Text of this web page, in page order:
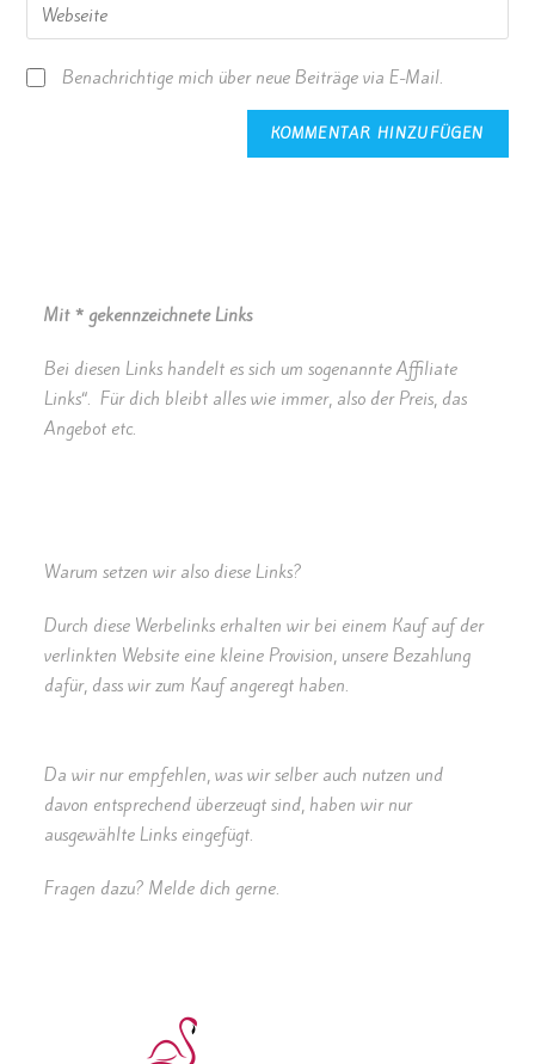
Benachrichtige mich über neue Beiträge via E-Mail.
Mit * gekennzeichnete Links
Bei diesen Links handelt es sich um sogenannte Affiliate
Links“. Für dich bleibt alles wie immer, also der Preis, das
Angebot etc.
Warum setzen wir also diese Links?
Durch diese Werbelinks erhalten wir bei einem Kauf auf der
verlinkten Website eine kleine Provision, unsere Bezahlung
dafür, dass wir zum Kauf angeregt haben.
Da wir nur empfehlen, was wir selber auch nutzen und
davon entsprechend überzeugt sind, haben wir nur
ausgewählte Links eingefügt.
Fragen dazu? Melde dich gerne.